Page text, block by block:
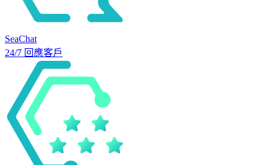
SeaChat
24/7 回應客戶